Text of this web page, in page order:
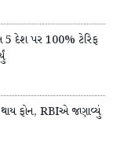
5 દેશ પર 100% ટેરિફ
થાય ફોન, RBIએ જણાવ્યું